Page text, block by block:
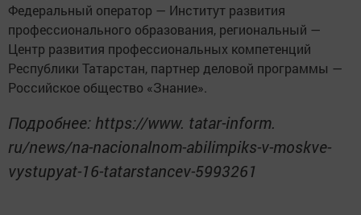
Федеральный оператор — Институт развития
профессионального образования, региональный —
Центр развития профессиональных компетенций
Республики Татарстан, партнер деловой программы —
Российское общество «Знание».
Подробнее: https://www. tatar-inform.
ru/news/na-nacionalnom-abilimpiks-v-moskve-
vystupyat-16-tatarstancev-5993261